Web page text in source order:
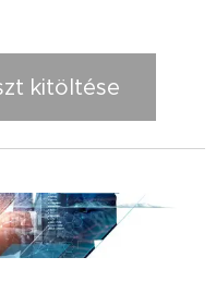
kitöltése